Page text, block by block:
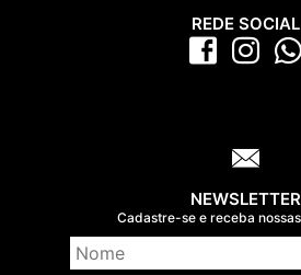
REDE SOCIAL
NEWSLETTER
Cadastre-se e receba